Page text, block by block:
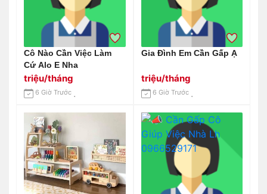
Cô Nào Cần Việc Làm
Cứ Alo E Nha
triệu/tháng
6 Giờ Trước
Gia Đình Em Cần Gấp Ạ
triệu/tháng
6 Giờ Trước